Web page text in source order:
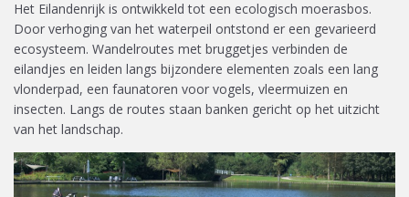
Het Eilandenrijk is ontwikkeld tot een ecologisch moerasbos.
Door verhoging van het waterpeil ontstond er een gevarieerd
ecosysteem. Wandelroutes met bruggetjes verbinden de
eilandjes en leiden langs bijzondere elementen zoals een lang
vlonderpad, een faunatoren voor vogels, vleermuizen en
insecten. Langs de routes staan banken gericht op het uitzicht
van het landschap.